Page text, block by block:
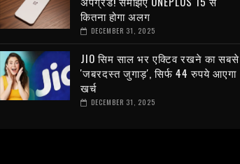
कितना होगा अलग
DECEMBER 31, 2025
JIO सिम साल भर एक्टिव रखने का सबसे
'जबरदस्त जुगाड़', सिर्फ 44 रुपये आएगा
खर्च
DECEMBER 31, 2025